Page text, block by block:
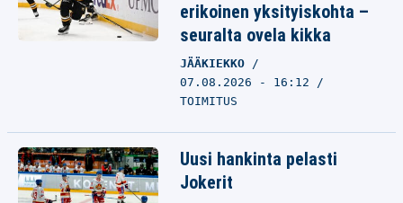
erikoinen yksityiskohta –
seuralta ovela kikka
JÄÄKIEKKO
07.08.2026 - 16:12
TOIMITUS
Uusi hankinta pelasti
Jokerit